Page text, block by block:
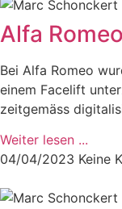
Alfa
Bei Alfa Romeo
einem Facelift
zeitgemäss
Weiter lesen ...
04/04/2023 Keine